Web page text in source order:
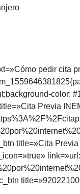
pedir cita
color:
Previa
title=»Cita